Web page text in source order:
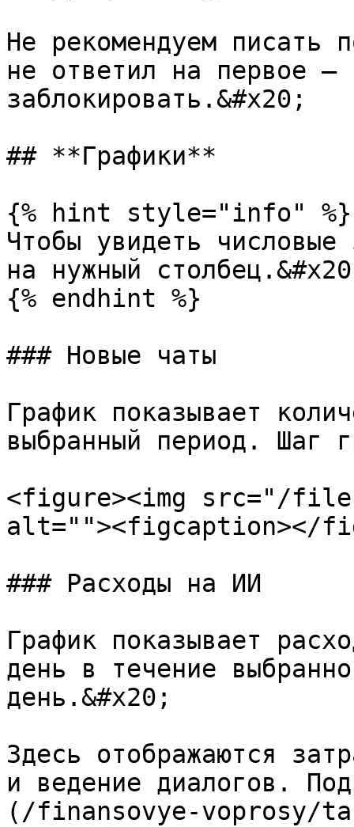
Не рекомендуем писать
не ответил на первое —
заблокировать.&#x20;
## **Графики**
{% hint style="info" %}
Чтобы увидеть
на нужный
{% endhint %}
### Новые чаты
График показывает
выбранный период. Шаг
<figure><img src="/files/
alt=""><figcaption></
### Расходы на ИИ
График показывает
день в течение
день.&#x20;
Здесь отображаются
и ведение диалогов.
(/finansovye-voprosy/